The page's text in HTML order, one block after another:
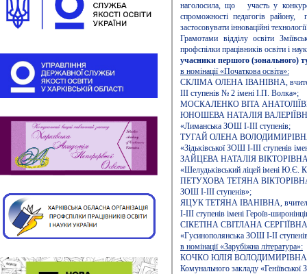
наголосила, що участь у
спроможності педагогів району,
застосовувати інноваційні
Грамотами відділу освіти
профспілки працівників освіти і
учасники першого (зонального)
в номінації «Початкова освіта»:
СКЛІМА ОЛЕНА ІВАНІВНА, вчитель
ІІІ ступенів № 2 імені І.П. Волка»;
МОСКАЛЕНКО ВІТА АНАТОЛІЇВНА,
ЮНОШЕВА НАТАЛІЯ ВАЛЕРІЇВНА,
«Лиманська ЗОШ І-ІІІ ступенів;
ТУГАЙ ОЛЕНА ВОЛОДИМИРІВНА,
«Зідьківської ЗОШ І-ІІІ ступенів
ЗАЙЦЕВА НАТАЛІЯ ВІКТОРІВНА,
«Шелудьківський ліцей імені Ю.Є.
ПЕТУХОВА ТЕТЯНА ВІКТОРІВНА,
ЗОШ І-ІІІ ступенів»;
ЯЦУК ТЕТЯНА ІВАНІВНА, вчитель
І-ІІІ ступенів імені Героїв-
СІКЕТІНА СВІТЛАНА СЕРГІЇВНА,
«Гусинополянська ЗОШ І-ІІ
в номінації «Зарубіжна література»:
КОЧКО ЮЛІЯ ВОЛОДИМИРІВНА,
Комунального закладу